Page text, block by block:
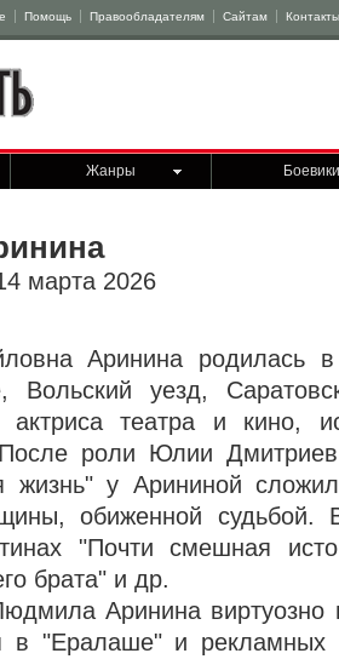
Помощь Правообладателям Сайтам Контакты
Жанры Боевики
марта 2026
Аринина родилась в
Вольский уезд,
театра и кино,
После роли Юлии
жизнь" у Арининой
обиженной судьбой.
"Почти смешная
брата" и др.
Аринина виртуозно
в "Ералаше" и рекламных